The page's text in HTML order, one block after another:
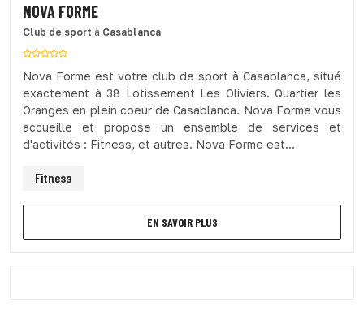
NOVA FORME
Club de sport à Casablanca
Nova Forme est votre club de sport à Casablanca, situé
exactement à 38 Lotissement Les Oliviers. Quartier les
Oranges en plein coeur de Casablanca. Nova Forme vous
accueille et propose un ensemble de services et
d'activités : Fitness, et autres. Nova Forme est...
Fitness
EN SAVOIR PLUS